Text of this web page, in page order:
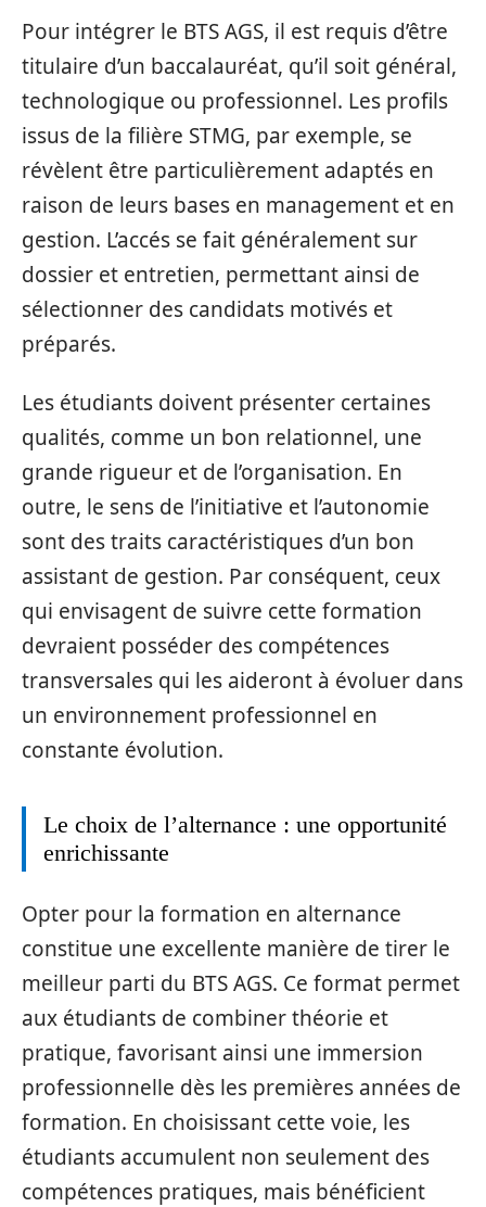
Pour intégrer le BTS AGS, il est requis d’être
titulaire d’un baccalauréat, qu’il soit général,
technologique ou professionnel. Les profils
issus de la filière STMG, par exemple, se
révèlent être particulièrement adaptés en
raison de leurs bases en management et en
gestion. L’accés se fait généralement sur
dossier et entretien, permettant ainsi de
sélectionner des candidats motivés et
préparés.
Les étudiants doivent présenter certaines
qualités, comme un bon relationnel, une
grande rigueur et de l’organisation. En
outre, le sens de l’initiative et l’autonomie
sont des traits caractéristiques d’un bon
assistant de gestion. Par conséquent, ceux
qui envisagent de suivre cette formation
devraient posséder des compétences
transversales qui les aideront à évoluer dans
un environnement professionnel en
constante évolution.
Le choix de l’alternance : une opportunité
enrichissante
Opter pour la formation en alternance
constitue une excellente manière de tirer le
meilleur parti du BTS AGS. Ce format permet
aux étudiants de combiner théorie et
pratique, favorisant ainsi une immersion
professionnelle dès les premières années de
formation. En choisissant cette voie, les
étudiants accumulent non seulement des
compétences pratiques, mais bénéficient